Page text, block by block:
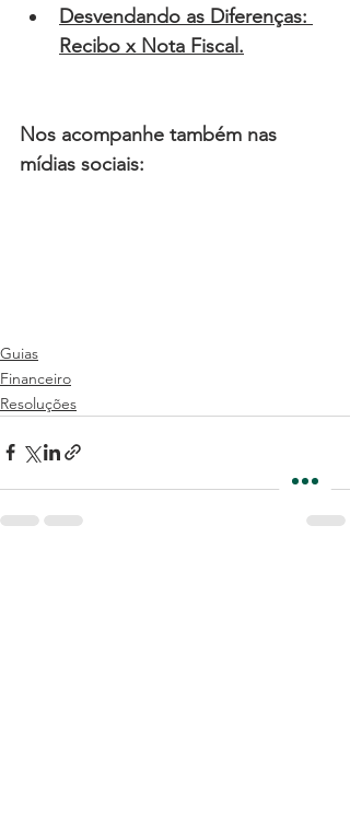
Desvendando as Diferenças:
Recibo x Nota Fiscal .
Nos acompanhe também nas
mídias sociais:
Guias
Financeiro
Resoluções